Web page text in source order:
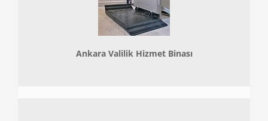
Ankara Valilik Hizmet Binası